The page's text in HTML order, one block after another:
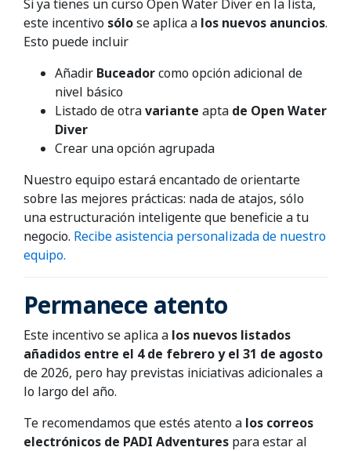
Si ya tienes un curso Open Water Diver en la lista,
este incentivo sólose aplica a los nuevos anuncios.
Esto puede incluir
Añadir Buceadorcomo opción adicional de
nivel básico
Listado de otravariante apta de Open Water
Diver
Crear una opción agrupada
Nuestro equipo estará encantado de orientarte
sobre las mejores prácticas: nada de atajos, sólo
una estructuración inteligente que beneficie a tu
negocio. Recibe asistencia personalizada de nuestro
equipo.
Permanece atento
Este incentivo se aplica a los nuevos listados
añadidos entre el 4 de febrero y el 31 de agosto
de 2026, pero hay previstas iniciativas adicionales a
lo largo del año.
Te recomendamos que estés atento a los correos
electrónicos de PADI Adventures para estar al